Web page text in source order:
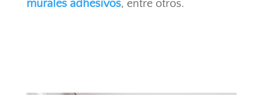
murales adhesivos, entre otros.